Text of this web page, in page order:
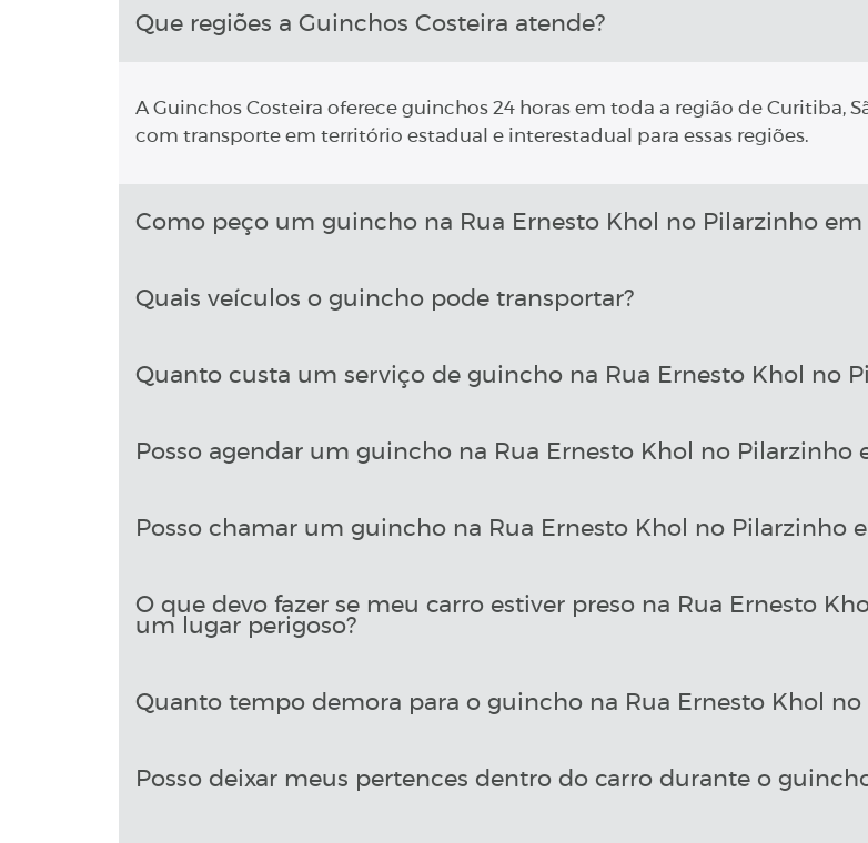
Que regiões a Guinchos Costeira atende?
A Guinchos Costeira oferece guinchos 24 horas em toda a região de Curitiba,
com transporte em território estadual e interestadual para essas regiões.
Como peço um guincho na Rua Ernesto Khol no Pilarzinho em
Quais veículos o guincho pode transportar?
Quanto custa um serviço de guincho na Rua Ernesto Khol no
Posso agendar um guincho na Rua Ernesto Khol no Pilarzinho
Posso chamar um guincho na Rua Ernesto Khol no Pilarzinho
O que devo fazer se meu carro estiver preso na Rua Ernesto
um lugar perigoso?
Quanto tempo demora para o guincho na Rua Ernesto Khol
Posso deixar meus pertences dentro do carro durante o